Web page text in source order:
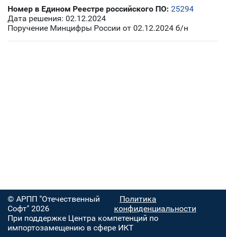
Номер в Едином Реестре российского ПО: 25294
Дата решения: 02.12.2024
Поручение Минцифры России от 02.12.2024 б/н
© АРПП "Отечественный
Софт" 2026
Политика
конфиденциальности
При поддержке Центра компетенций по
импортозамещению в сфере ИКТ